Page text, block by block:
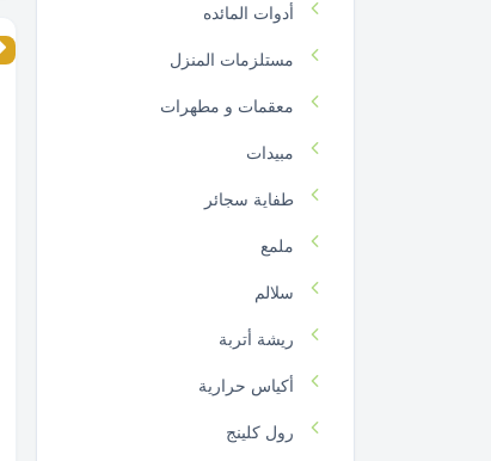
أدوات المائده
مستلزمات المنزل
معقمات و مطهرات
مبيدات
طفاية سجائر
ملمع
سلالم
ريشة أتربة
أكياس حرارية
رول كلينج